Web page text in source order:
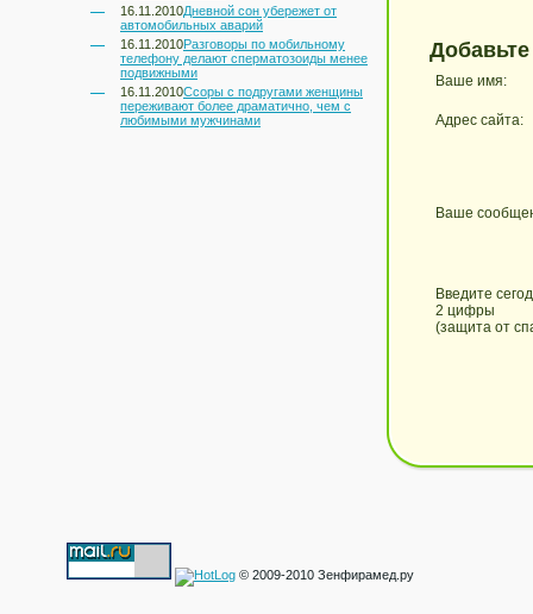
16.11.2010Дневной сон убережет от
автомобильных аварий
16.11.2010Разговоры по мобильному
телефону делают сперматозоиды менее
подвижными
16.11.2010Ссоры с подругами женщины
переживают более драматично, чем с
любимыми мужчинами
Ваше имя:
Адрес сайта:
Ваше
Введите
2 цифры
(защита от
© 2009-2010 Зенфирамед.ру